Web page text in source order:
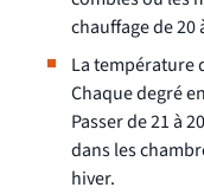
chauffage de 20
La température
Chaque degré
Passer de 21 à
dans les
hiver.